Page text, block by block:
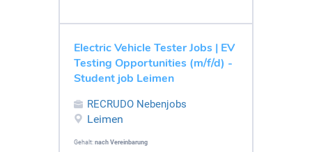
Electric Vehicle Tester Jobs | EV
Testing Opportunities (m/f/d) -
Student job Leimen
RECRUDO Nebenjobs
Leimen
Gehalt: nach Vereinbarung